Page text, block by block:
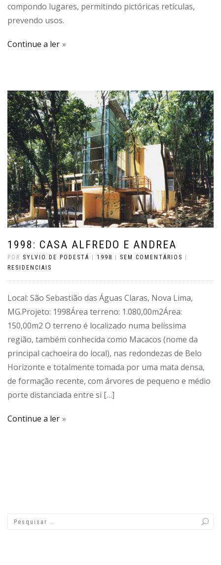
compondo lugares, permitindo pictóricas retículas,
prevendo usos.
Continue a ler
1998: CASA ALFREDO E ANDREA
POR SYLVIO DE PODESTÁ 1998 SEM COMENTÁRIOS
RESIDENCIAIS
Local: São Sebastião das Águas Claras, Nova Lima,
MG.Projeto: 1998Área terreno: 1.080,00m2Área:
150,00m2 O terreno é localizado numa belíssima
região, também conhecida como Macacos (nome da
principal cachoeira do local), nas redondezas de Belo
Horizonte e totalmente tomada por uma mata densa,
de formação recente, com árvores de pequeno e médio
porte distanciada entre si […]
Continue a ler